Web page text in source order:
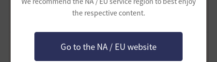
the respective content.
Go to the NA / EU website
構成品：凝縮された魔力の黒い結晶 7個、焦げた破片 7個、黒い
[EV] 強化支援箱 V
構成品：ブラックストーン 50個、記憶の破片 30個、先の尖った